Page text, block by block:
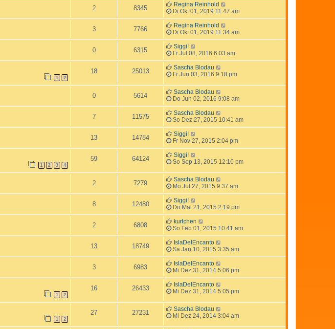
2 8345
Regina Reinhold
Di Okt 01, 2019 11:47 am
3 7766
Regina Reinhold
Di Okt 01, 2019 11:34 am
0 6315
Siggi!
Fr Jul 08, 2016 6:03 am
1 2
18 25013
Sascha Blodau
Fr Jun 03, 2016 9:18 pm
0 5614
Sascha Blodau
Do Jun 02, 2016 9:08 am
7 11575
Sascha Blodau
So Dez 27, 2015 10:41 am
13 14784
Siggi!
Fr Nov 27, 2015 2:04 pm
1 2 3 4
59 64124
Siggi!
So Sep 13, 2015 12:10 pm
2 7279
Sascha Blodau
Mo Jul 27, 2015 9:37 am
8 12480
Siggi!
Do Mai 21, 2015 2:19 pm
2 6808
kurtchen
So Feb 01, 2015 10:41 am
13 18749
IslaDelEncanto
Sa Jan 10, 2015 3:35 am
3 6983
IslaDelEncanto
Mi Dez 31, 2014 5:06 pm
1 2
16 26433
IslaDelEncanto
Mi Dez 31, 2014 5:05 pm
1 2
27 27231
Sascha Blodau
Mi Dez 24, 2014 3:04 am